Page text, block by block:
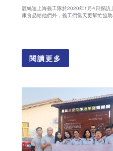
麗絲迪上海義工隊於2020年1月4日探訪
康食品給他們外，義工們當天更幫忙協
閱讀更多